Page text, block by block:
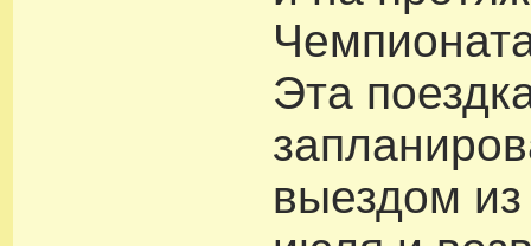
Эта
выездом